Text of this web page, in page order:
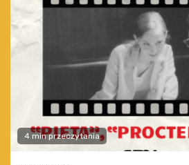
4 min przeczytania